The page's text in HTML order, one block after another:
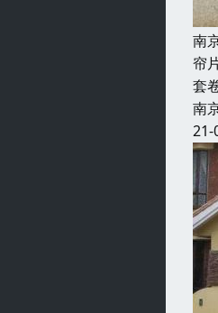
南
帘
套
南
21-